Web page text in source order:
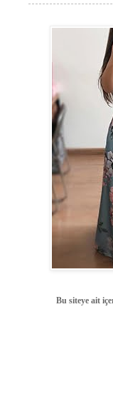
Bu siteye ait